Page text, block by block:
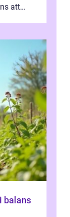
att
i balans